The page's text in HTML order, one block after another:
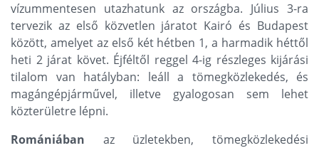
vízummentesen utazhatunk az országba. Július 3-ra
tervezik az első közvetlen járatot Kairó és Budapest
között, amelyet az első két hétben 1, a harmadik héttől
heti 2 járat követ. Éjféltől reggel 4-ig részleges kijárási
tilalom van hatályban: leáll a tömegközlekedés, és
magángépjárművel, illetve gyalogosan sem lehet
közterületre lépni.
Romániában az üzletekben, tömegközlekedési